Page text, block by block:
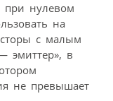
при нулевом
на
с малым
эмиттер», в
не превышает